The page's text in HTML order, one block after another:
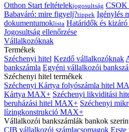
Otthon Start feltételekjogosultság CSOK
Babaváró: mire figyelj?tippek Igénylés
dokumentumoklista Határidők és
Jogosultság ellenőrzése
Vállalkozóknak
Termékek
Széchenyi hitel Kezdő vállalkozóknak
bankszámla Egyéni vállalkozói
Széchenyi hitel termékek
Széchenyi Kártya folyószámla hitel
Kártya MAX+ Széchenyi likviditási
beruházási hitel MAX+ Széchenyi
lízingkonstrukció MAX+
Vállalkozói bankszámlák bankok
CIB vállalkozói számlacsomagok Erste